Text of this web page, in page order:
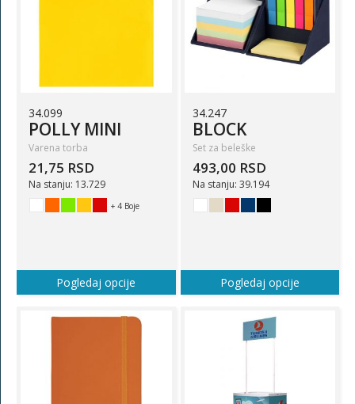
34.099
POLLY MINI
Varena torba
21,75 RSD
Na stanju: 13.729
+ 4 Boje
Pogledaj opcije
34.247
BLOCK
Set za beleške
493,00 RSD
Na stanju: 39.194
Pogledaj opcije